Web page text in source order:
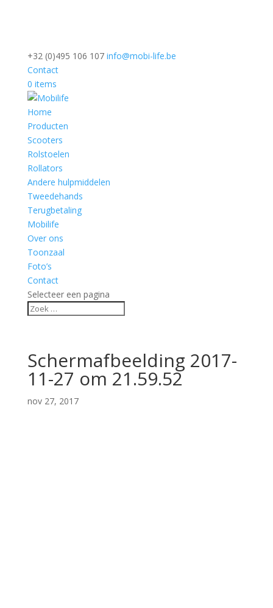
+32 (0)495 106 107 info@mobi-life.be
Contact
0 items
Home
Producten
Scooters
Rolstoelen
Rollators
Andere hulpmiddelen
Tweedehands
Terugbetaling
Mobilife
Over ons
Toonzaal
Foto’s
Contact
Selecteer een pagina
Schermafbeelding 2017-
11-27 om 21.59.52
nov 27, 2017